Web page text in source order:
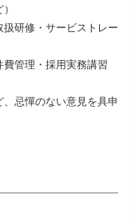
研修・サービストレー
管理・採用実務講習
忌憚のない意見を具申